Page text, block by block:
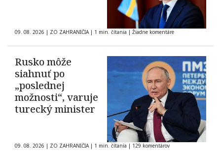
09. 08. 2026 | ZO ZAHRANIČIA | 1 min. čítania | Žiadne komentáre
Rusko môže
siahnuť po
„poslednej
možnosti“, varuje
turecký minister
09. 08. 2026 | ZO ZAHRANIČIA | 1 min. čítania | 129 komentárov